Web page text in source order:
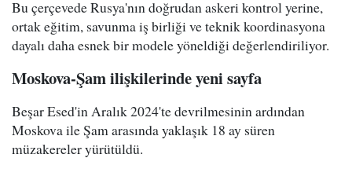
Bu çerçevede Rusya'nın doğrudan askeri kontrol yerine,
ortak eğitim, savunma iş birliği ve teknik koordinasyona
dayalı daha esnek bir modele yöneldiği değerlendiriliyor.
Moskova-Şam ilişkilerinde yeni sayfa
Beşar Esed'in Aralık 2024'te devrilmesinin ardından
Moskova ile Şam arasında yaklaşık 18 ay süren
müzakereler yürütüldü.